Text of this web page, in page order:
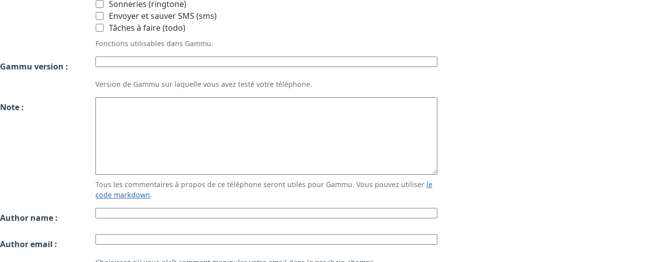
Sonneries (ringtone)
Envoyer et sauver SMS (sms)
Tâches à faire (todo)
Fonctions utilisables dans Gammu.
Gammu version :
Version de Gammu sur laquelle vous avez testé votre téléphone.
Note :
Tous les commentaires à propos de ce téléphone seront utiles pour Gammu. Vous pouvez utiliser le
code markdown.
Author name :
Author email :